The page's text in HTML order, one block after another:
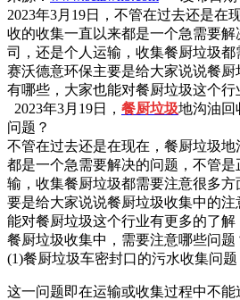
2023年3月19日，不管在过去还是在
收的收集一直以来都是一个急需要
司，还是个人运输，收集餐厨垃圾
赛沃德意环保主要是给大家说说餐
有哪些，大家也能对餐厨垃圾这个
2023年3月19日， 餐厨垃圾地沟油回
问题？
不管在过去还是在现在，餐厨垃圾
都是一个急需要解决的问题，不管
输，收集餐厨垃圾都需要注意很多
要是给大家说说餐厨垃圾收集中的
能对餐厨垃圾这个行业有更多的了解
餐厨垃圾收集中，需要注意哪些问题
(1)餐厨垃圾车密封口的污水收集问题
这一问题即在运输或收集过程中不